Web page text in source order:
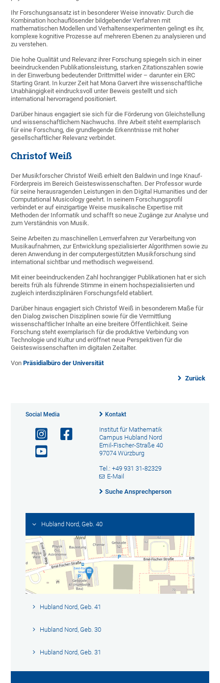
Ihr Forschungsansatz ist in besonderer Weise innovativ: Durch die
Kombination hochauflösender bildgebender Verfahren mit
mathematischen Modellen und Verhaltensexperimenten gelingt es ihr,
komplexe kognitive Prozesse auf mehreren Ebenen zu analysieren und
zu verstehen.
Die hohe Qualität und Relevanz ihrer Forschung spiegeln sich in einer
beeindruckenden Publikationsleistung, starken Zitationszahlen sowie
in der Einwerbung bedeutender Drittmittel wider – darunter ein ERC
Starting Grant. In kurzer Zeit hat Mona Garvert ihre wissenschaftliche
Unabhängigkeit eindrucksvoll unter Beweis gestellt und sich
international hervorragend positioniert.
Darüber hinaus engagiert sie sich für die Förderung von Gleichstellung
und wissenschaftlichem Nachwuchs. Ihre Arbeit steht exemplarisch
für eine Forschung, die grundlegende Erkenntnisse mit hoher
gesellschaftlicher Relevanz verbindet.
Christof Weiß
Der Musikforscher Christof Weiß erhielt den Baldwin und Inge Knauf-
Förderpreis im Bereich Geisteswissenschaften. Der Professor wurde
für seine herausragenden Leistungen in den Digital Humanities und der
Computational Musicology geehrt. In seinem Forschungsprofil
verbindet er auf einzigartige Weise musikalische Expertise mit
Methoden der Informatik und schafft so neue Zugänge zur Analyse und
zum Verständnis von Musik.
Seine Arbeiten zu maschinellen Lernverfahren zur Verarbeitung von
Musikaufnahmen, zur Entwicklung spezialisierter Algorithmen sowie zu
deren Anwendung in der computergestützten Musikforschung sind
international sichtbar und methodisch wegweisend.
Mit einer beeindruckenden Zahl hochrangiger Publikationen hat er sich
bereits früh als führende Stimme in einem hochspezialisierten und
zugleich interdisziplinären Forschungsfeld etabliert.
Darüber hinaus engagiert sich Christof Weiß in besonderem Maße für
den Dialog zwischen Disziplinen sowie für die Vermittlung
wissenschaftlicher Inhalte an eine breitere Öffentlichkeit. Seine
Forschung steht exemplarisch für die produktive Verbindung von
Technologie und Kultur und eröffnet neue Perspektiven für die
Geisteswissenschaften im digitalen Zeitalter.
VonPräsidialbüro der Universität
Zurück
Social Media Kontakt
Institut für Mathematik
Campus Hubland Nord
Emil-Fischer-Straße 40
97074 Würzburg
Tel.: +49 931 31-82329
E-Mail
Suche Ansprechperson
Hubland Nord, Geb. 40
Hubland Nord, Geb. 41
Hubland Nord, Geb. 30
Hubland Nord, Geb. 31